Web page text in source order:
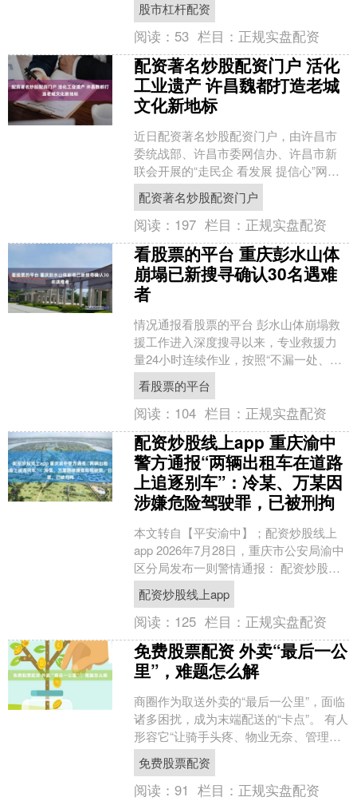
鲜甜爆表的多....
股市杠杆配资
阅读： 53 栏目： 正规实盘配资
配资著名炒股配资门户 活化
工业遗产 许昌魏都打造老城
文化新地标
近日配资著名炒股配资门户，由许昌市
委统战部、许昌市委网信办、许昌市新
联会开展的“走民企 看发展 提信心”网络
主题系列宣传活动第三季走进魏都区，
通过组织主流媒体及....
配资著名炒股配资门户
阅读： 197 栏目： 正规实盘配资
看股票的平台 重庆彭水山体
崩塌已新搜寻确认30名遇难
者
情况通报看股票的平台 彭水山体崩塌救
援工作进入深度搜寻以来，专业救援力
量24小时连续作业，按照“不漏一处、不
留盲区”的搜寻原则，进行反复排查、层
层推进、逐一搜寻....
看股票的平台
阅读： 104 栏目： 正规实盘配资
配资炒股线上app 重庆渝中
警方通报“两辆出租车在道路
上追逐别车”：冷某、万某因
涉嫌危险驾驶罪，已被刑拘
本文转自【平安渝中】；配资炒股线上
app 2026年7月28日，重庆市公安局渝中
区分局发布一则警情通报： 配资炒股线
上app....
配资炒股线上app
阅读： 125 栏目： 正规实盘配资
免费股票配资 外卖“最后一公
里”，难题怎么解
商圈作为取送外卖的“最后一公里”，面临
诸多困扰，成为末端配送的“卡点”。 有人
形容它“让骑手头疼、物业无奈、管理者
无从下手”。而且每每引发的纠纷都是“公
说公有理....
免费股票配资
阅读：91 栏目： 正规实盘配资